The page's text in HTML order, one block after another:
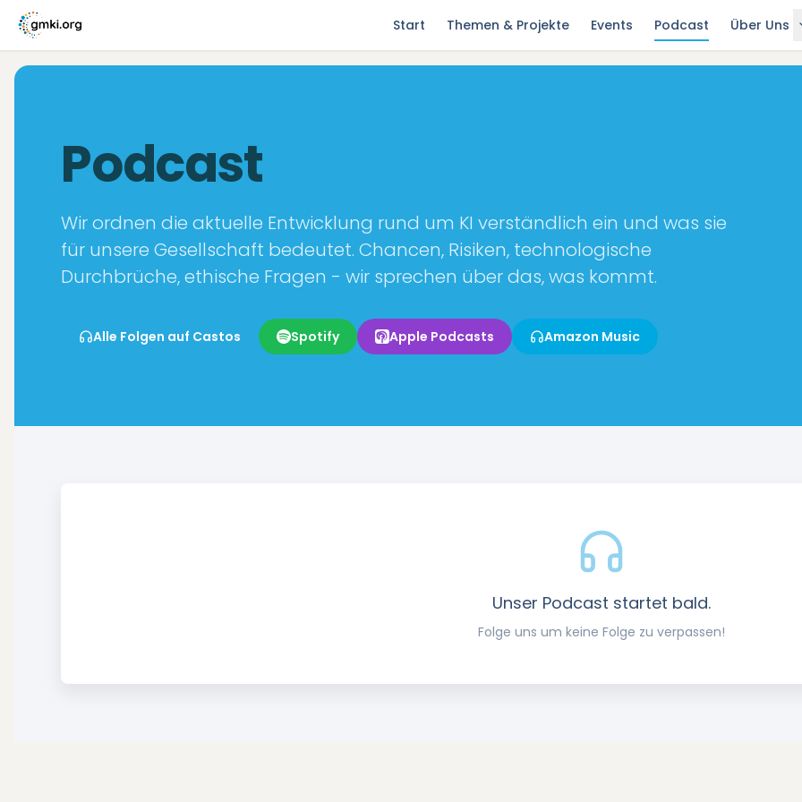
Start Themen & Projekte Events Podcast Über Uns
Podcast
Wir ordnen die aktuelle Entwicklung rund um KI verständlich ein und was sie
für unsere Gesellschaft bedeutet. Chancen, Risiken, technologische
Durchbrüche, ethische Fragen - wir sprechen über das, was kommt.
Alle Folgen auf Castos Spotify Apple Podcasts Amazon Music
Unser Podcast startet bald.
Folge uns um keine Folge zu verpassen!